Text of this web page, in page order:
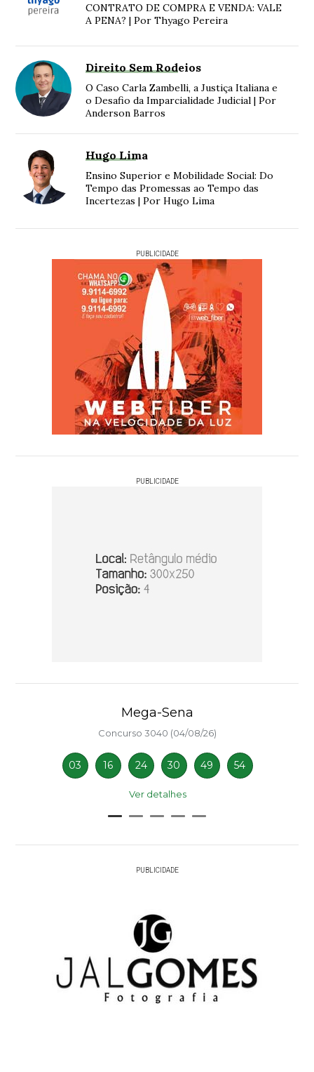
CONTRATO DE COMPRA E VENDA: VALE
A PENA? | Por Thyago Pereira
Direito Sem Rodeios
O Caso Carla Zambelli, a Justiça Italiana e
o Desafio da Imparcialidade Judicial | Por
Anderson Barros
Hugo Lima
Ensino Superior e Mobilidade Social: Do
Tempo das Promessas ao Tempo das
Incertezas | Por Hugo Lima
PUBLICIDADE
PUBLICIDADE
Mega-Sena
Concurso 3040 (04/08/26)
03 16 24 30 49 54
Ver detalhes
PUBLICIDADE